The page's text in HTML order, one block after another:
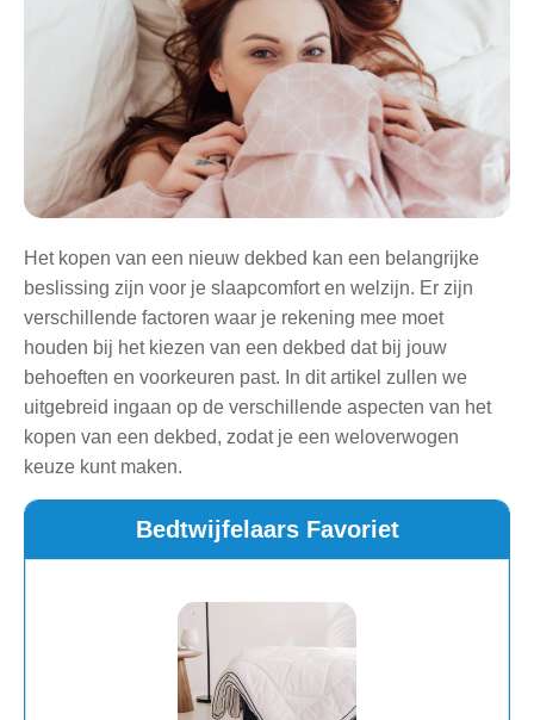
Het kopen van een nieuw dekbed kan een belangrijke
beslissing zijn voor je slaapcomfort en welzijn. Er zijn
verschillende factoren waar je rekening mee moet
houden bij het kiezen van een dekbed dat bij jouw
behoeften en voorkeuren past. In dit artikel zullen we
uitgebreid ingaan op de verschillende aspecten van het
kopen van een dekbed, zodat je een weloverwogen
keuze kunt maken.
Bedtwijfelaars Favoriet